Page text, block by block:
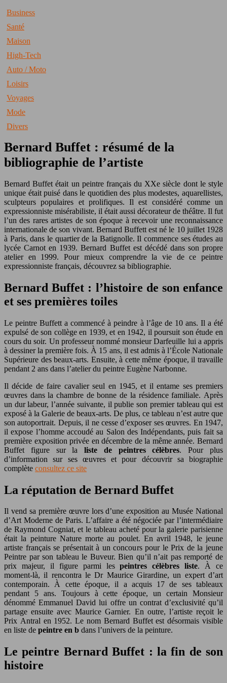
Business
Santé
Maison
High-Tech
Auto / Moto
Loisirs
Voyages
Mode
Divers
Bernard Buffet : résumé de la
bibliographie de l’artiste
Bernard Buffet était un peintre français du XXe siècle dont le style
unique était puisé dans le quotidien des plus modestes, aquarellistes,
sculpteurs populaires et prolifiques. Il est considéré comme un
expressionniste misérabiliste, il était aussi décorateur de théâtre. Il fut
l’un des rares artistes de son époque à recevoir une reconnaissance
internationale de son vivant. Bernard Buffett est né le 10 juillet 1928
à Paris, dans le quartier de la Batignolle. Il commence ses études au
lycée Carnot en 1939. Bernard Buffet est décédé dans son propre
atelier en 1999. Pour mieux comprendre la vie de ce peintre
expressionniste français, découvrez sa bibliographie.
Bernard Buffet : l’histoire de son enfance
et ses premières toiles
Le peintre Buffett a commencé à peindre à l’âge de 10 ans. Il a été
expulsé de son collège en 1939, et en 1942, il poursuit son étude en
cours du soir. Un professeur nommé monsieur Darfeuille lui a appris
à dessiner la première fois. À 15 ans, il est admis à l’École Nationale
Supérieure des beaux-arts. Ensuite, à cette même époque, il travaille
pendant 2 ans dans l’atelier du peintre Eugène Narbonne.
Il décide de faire cavalier seul en 1945, et il entame ses premiers
œuvres dans la chambre de bonne de la résidence familiale. Après
un dur labeur, l’année suivante, il publie son premier tableau qui est
exposé à la Galerie de beaux-arts. De plus, ce tableau n’est autre que
son autoportrait. Depuis, il ne cesse d’exposer ses œuvres. En 1947,
il expose l’homme accoudé au Salon des Indépendants, puis fait sa
première exposition privée en décembre de la même année. Bernard
Buffet figure sur laliste de peintres célèbres. Pour plus
d’information sur ses œuvres et pour découvrir sa biographie
complète consultez ce site
La réputation de Bernard Buffet
Il vend sa première œuvre lors d’une exposition au Musée National
d’Art Moderne de Paris. L’affaire a été négociée par l’intermédiaire
de Raymond Cogniat, et le tableau acheté pour la galerie parisienne
était la peinture Nature morte au poulet. En avril 1948, le jeune
artiste français se présentait à un concours pour le Prix de la jeune
Peintre par son tableau le Buveur. Bien qu’il n’ait pas remporté de
prix majeur, il figure parmi lespeintres célèbres liste. À ce
moment-là, il rencontra le Dr Maurice Girardine, un expert d’art
contemporain. À cette époque, il a acquis 17 de ses tableaux
pendant 5 ans. Toujours à cette époque, un certain Monsieur
dénommé Emmanuel David lui offre un contrat d’exclusivité qu’il
partage ensuite avec Maurice Garnier. En outre, l’artiste reçoit le
Prix Antral en 1952. Le nom Bernard Buffet est désormais visible
en liste de peintre en b dans l’univers de la peinture.
Le peintre Bernard Buffet : la fin de son
histoire